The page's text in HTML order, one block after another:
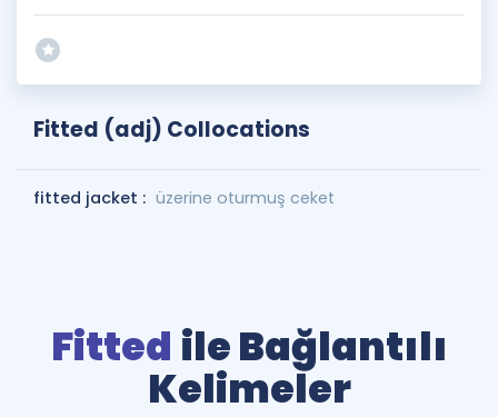
Fitted (adj) Collocations
fitted jacket : üzerine oturmuş ceket
Fitted ile Bağlantılı
Kelimeler